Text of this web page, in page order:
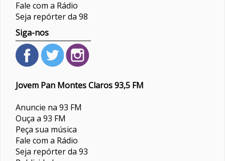
Fale com a Rádio
Seja repórter da 98
Siga-nos
Jovem Pan Montes Claros 93,5 FM
Anuncie na 93 FM
Ouça a 93 FM
Peça sua música
Fale com a Rádio
Seja repórter da 93